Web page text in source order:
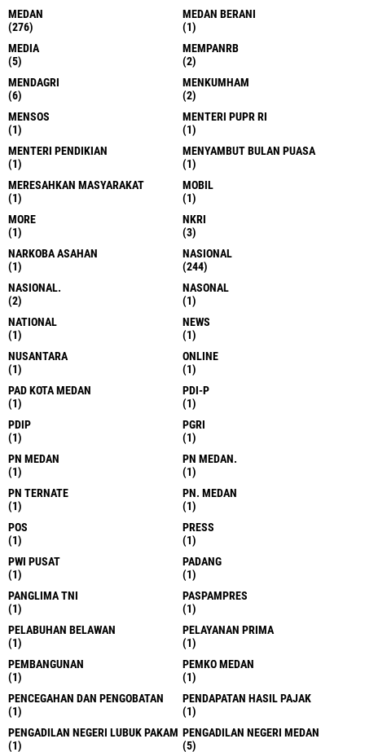
MEDAN
(276)
MEDAN BERANI
(1)
MEDIA
(5)
MEMPANRB
(2)
MENDAGRI
(6)
MENKUMHAM
(2)
MENSOS
(1)
MENTERI PUPR RI
(1)
MENTERI PENDIKIAN
(1)
MENYAMBUT BULAN PUASA
(1)
MERESAHKAN MASYARAKAT
(1)
MOBIL
(1)
MORE
(1)
NKRI
(3)
NARKOBA ASAHAN
(1)
NASIONAL
(244)
NASIONAL.
(2)
NASONAL
(1)
NATIONAL
(1)
NEWS
(1)
NUSANTARA
(1)
ONLINE
(1)
PAD KOTA MEDAN
(1)
PDI-P
(1)
PDIP
(1)
PGRI
(1)
PN MEDAN
(1)
PN MEDAN.
(1)
PN TERNATE
(1)
PN. MEDAN
(1)
POS
(1)
PRESS
(1)
PWI PUSAT
(1)
PADANG
(1)
PANGLIMA TNI
(1)
PASPAMPRES
(1)
PELABUHAN BELAWAN
(1)
PELAYANAN PRIMA
(1)
PEMBANGUNAN
(1)
PEMKO MEDAN
(1)
PENCEGAHAN DAN PENGOBATAN
(1)
PENDAPATAN HASIL PAJAK
(1)
PENGADILAN NEGERI LUBUK PAKAM
(1)
PENGADILAN NEGERI MEDAN
(5)